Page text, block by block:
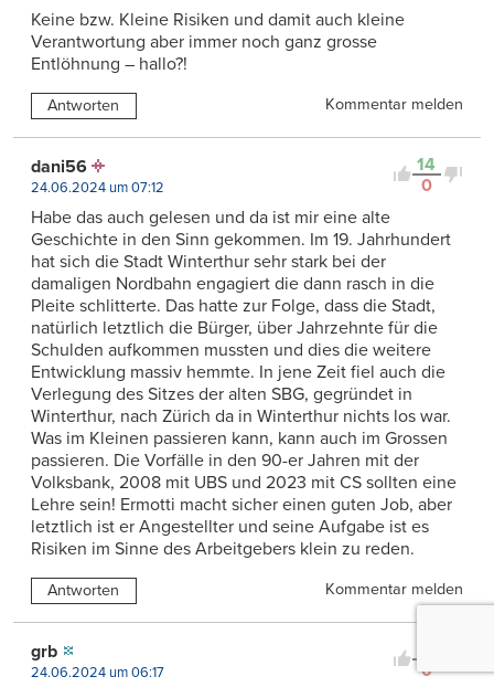
Keine bzw. Kleine Risiken und damit auch kleine
Verantwortung aber immer noch ganz grosse
Entlöhnung – hallo?!
Antworten Kommentar melden
14
0
dani56
24.06.2024 um 07:12
Habe das auch gelesen und da ist mir eine alte
Geschichte in den Sinn gekommen. Im 19. Jahrhundert
hat sich die Stadt Winterthur sehr stark bei der
damaligen Nordbahn engagiert die dann rasch in die
Pleite schlitterte. Das hatte zur Folge, dass die Stadt,
natürlich letztlich die Bürger, über Jahrzehnte für die
Schulden aufkommen mussten und dies die weitere
Entwicklung massiv hemmte. In jene Zeit fiel auch die
Verlegung des Sitzes der alten SBG, gegründet in
Winterthur, nach Zürich da in Winterthur nichts los war.
Was im Kleinen passieren kann, kann auch im Grossen
passieren. Die Vorfälle in den 90-er Jahren mit der
Volksbank, 2008 mit UBS und 2023 mit CS sollten eine
Lehre sein! Ermotti macht sicher einen guten Job, aber
letztlich ist er Angestellter und seine Aufgabe ist es
Risiken im Sinne des Arbeitgebers klein zu reden.
Antworten Kommentar melden
0
grb
24.06.2024 um 06:17